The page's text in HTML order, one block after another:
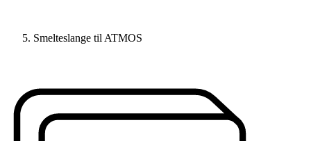
Smelteslange til ATMOS